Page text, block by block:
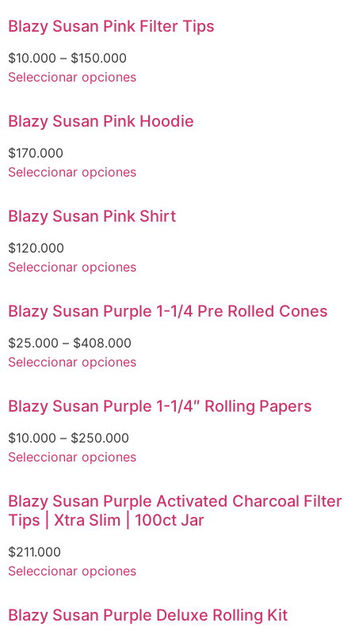
Blazy Susan Pink Filter Tips
$10.000 – $150.000
Seleccionar opciones
Blazy Susan Pink Hoodie
$170.000
Seleccionar opciones
Blazy Susan Pink Shirt
$120.000
Seleccionar opciones
Blazy Susan Purple 1-1/4 Pre Rolled Cones
$25.000 – $408.000
Seleccionar opciones
Blazy Susan Purple 1-1/4″ Rolling Papers
$10.000 – $250.000
Seleccionar opciones
Blazy Susan Purple Activated Charcoal Filter
Tips | Xtra Slim | 100ct Jar
$211.000
Seleccionar opciones
Blazy Susan Purple Deluxe Rolling Kit